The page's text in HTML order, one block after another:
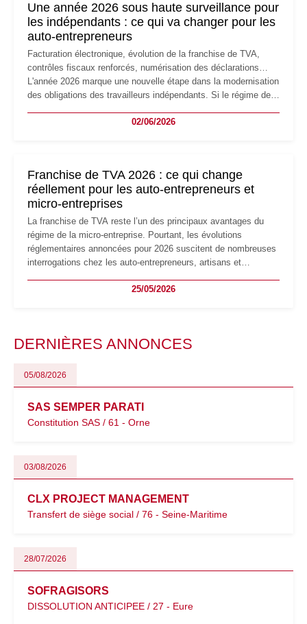
Une année 2026 sous haute surveillance pour
les indépendants : ce qui va changer pour les
auto-entrepreneurs
Facturation électronique, évolution de la franchise de TVA,
contrôles fiscaux renforcés, numérisation des déclarations…
L'année 2026 marque une nouvelle étape dans la modernisation
des obligations des travailleurs indépendants. Si le régime de
les auto-entrepreneurs devront s'adapter à un environnement
02/06/2026
Franchise de TVA 2026 : ce qui change
réellement pour les auto-entrepreneurs et
micro-entreprises
La franchise de TVA reste l’un des principaux avantages du
régime de la micro-entreprise. Pourtant, les évolutions
réglementaires annoncées pour 2026 suscitent de nombreuses
interrogations chez les auto-entrepreneurs, artisans et
facturation ou risque de bascule vers la TVA : les règles
25/05/2026
DERNIÈRES ANNONCES
05/08/2026
SAS SEMPER PARATI
Constitution SAS / 61 - Orne
03/08/2026
CLX PROJECT MANAGEMENT
Transfert de siège social / 76 - Seine-Maritime
28/07/2026
SOFRAGISORS
DISSOLUTION ANTICIPEE / 27 - Eure